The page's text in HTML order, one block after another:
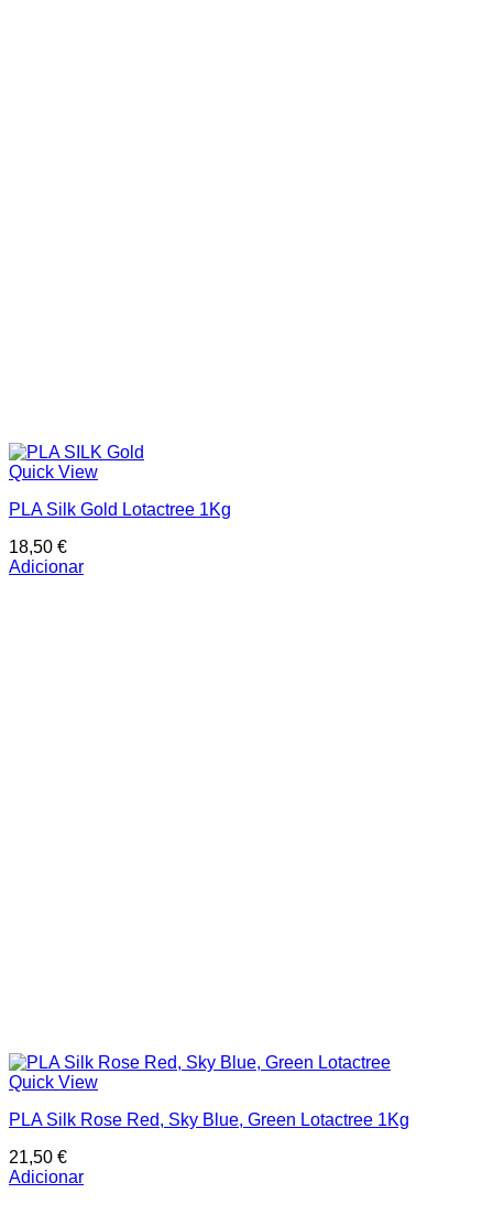
Quick View
PLA Silk Gold Lotactree 1Kg
18,50 €
Adicionar
Quick View
PLA Silk Rose Red, Sky Blue, Green Lotactree 1Kg
21,50 €
Adicionar